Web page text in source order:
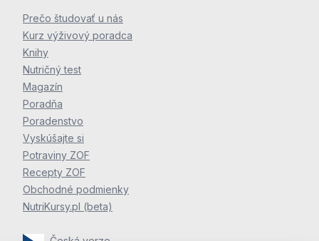
Prečo študovať u nás
Kurz výživový poradca
Knihy
Nutričný test
Magazín
Poradňa
Poradenstvo
Vyskúšajte si
Potraviny ZOF
Recepty ZOF
Obchodné podmienky
NutriKursy.pl (beta)